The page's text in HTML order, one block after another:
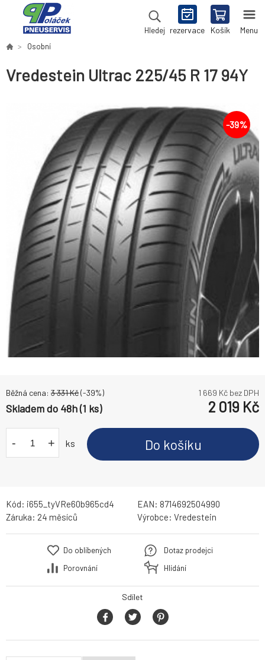
Hledej rezervace Košík Menu
Osobní
Vredestein Ultrac 225/45 R 17 94Y
-39%
Běžná cena: 3 331Kč(-39%) 1 669 Kč bez DPH
Skladem do 48h (1 ks) 2 019 Kč
- + ks Do košíku
Kód: i655_tyVRe60b965cd4 EAN: 8714692504990
Záruka: 24 měsíců Výrobce: Vredestein
Do oblíbených
Porovnání
Dotaz prodejci
Hlídání
Sdílet